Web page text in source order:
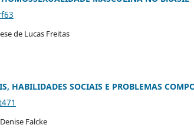
de Lucas Freitas
HABILIDADES SOCIAIS E PROBLEMAS
Falcke